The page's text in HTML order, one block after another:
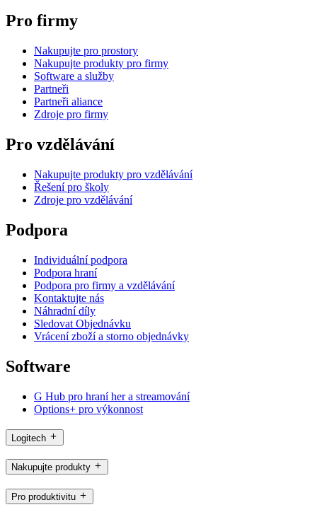
Pro firmy
Nakupujte pro prostory
Nakupujte produkty pro firmy
Software a služby
Partneři
Partneři aliance
Zdroje pro firmy
Pro vzdělávání
Nakupujte produkty pro vzdělávání
Řešení pro školy
Zdroje pro vzdělávání
Podpora
Individuální podpora
Podpora hraní
Podpora pro firmy a vzdělávání
Kontaktujte nás
Náhradní díly
Sledovat Objednávku
Vrácení zboží a storno objednávky
Software
G Hub pro hraní her a streamování
Options+ pro výkonnost
Logitech
Nakupujte produkty
Pro produktivitu